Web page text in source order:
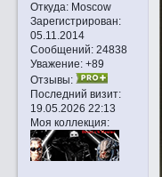
Откуда:Moscow
Зарегистрирован:
05.11.2014
Сообщений:24838
Уважение: +89
Отзывы:
Последний визит:
19.05.2026 22:13
Моя коллекция: